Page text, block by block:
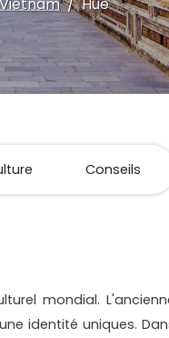
Conseils
mondial.
identité uniques.